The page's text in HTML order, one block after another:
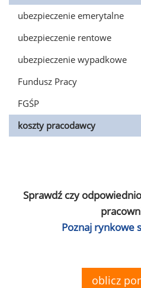
ubezpieczenie emerytalne
ubezpieczenie rentowe
ubezpieczenie wypadkowe
Fundusz Pracy
FGŚP
koszty pracodawcy
Sprawdź czy
Poznaj rynkowe
oblicz